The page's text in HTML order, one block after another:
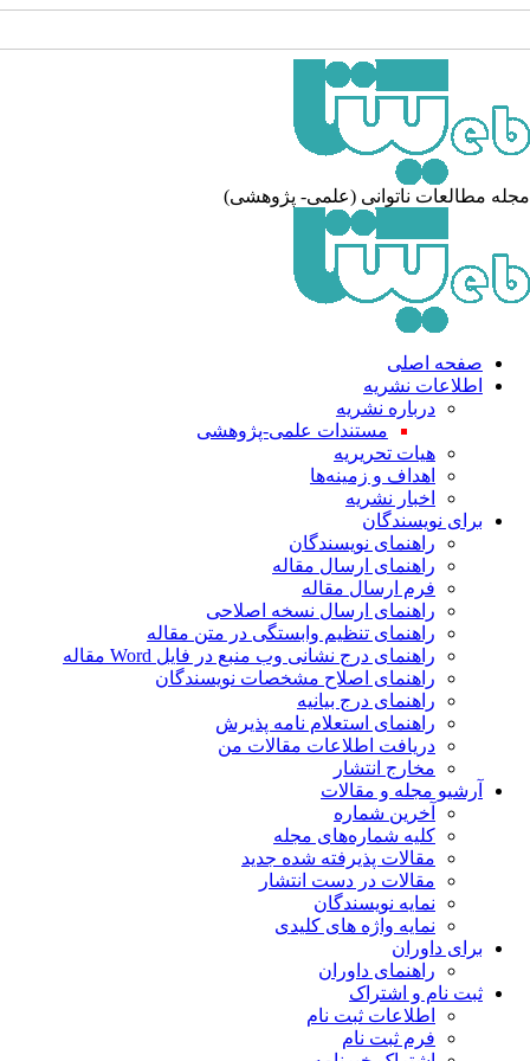
مطالعات ناتوانی (علمی- پژوهشی)
صفحه اصلی
اطلاعات نشریه
درباره نشریه
مستندات علمی-پژوهشی
هیات تحریریه
اهداف و زمینه‌ها
اخبار نشریه
برای نویسندگان
راهنمای نویسندگان
راهنمای ارسال مقاله
فرم ارسال مقاله
راهنمای ارسال نسخه اصلاحی
راهنمای تنظیم وابستگی در متن مقاله
راهنمای درج نشانی وب منبع در فایل Word مقاله
راهنمای اصلاح مشخصات نویسندگان
راهنمای درج بیانیه
راهنمای استعلام نامه پذیرش
دریافت اطلاعات مقالات من
مخارج انتشار
آرشیو مجله و مقالات
آخرین شماره
کلیه شماره‌های مجله
مقالات پذیرفته شده جدید
مقالات در دست انتشار
نمایه نویسندگان
نمایه واژه های کلیدی
برای داوران
راهنمای داوران
ثبت نام و اشتراک
اطلاعات ثبت نام
فرم ثبت نام